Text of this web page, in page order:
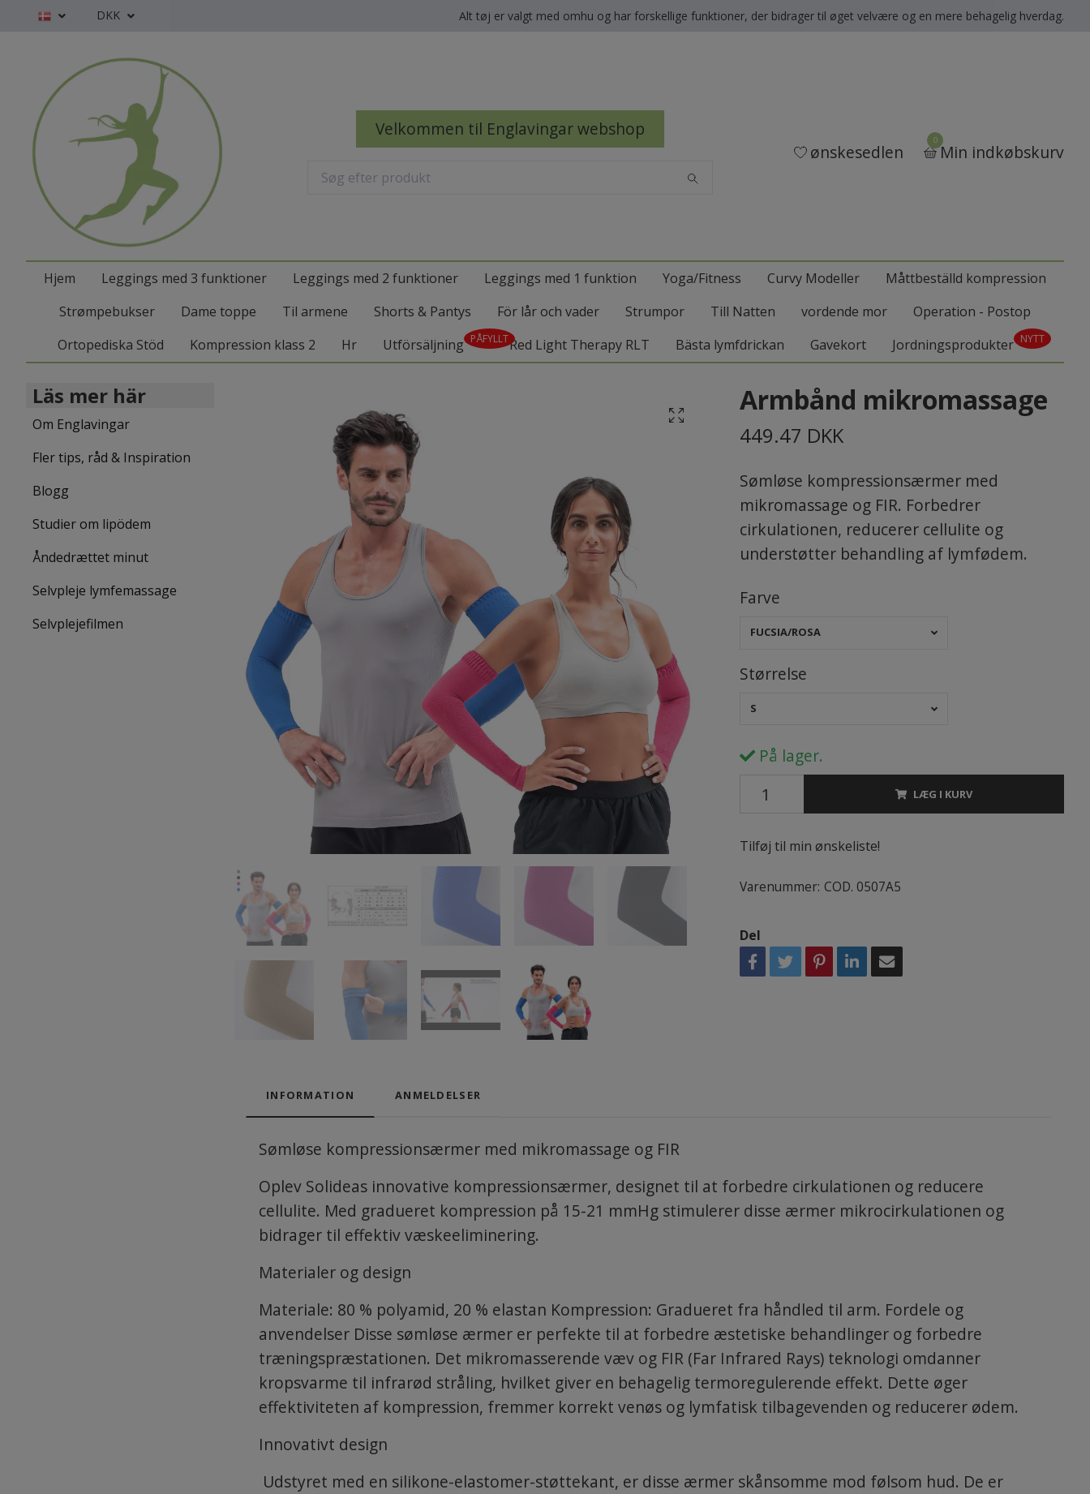
DKK Alt tøj er valgt med omhu og har forskellige funktioner, der bidrager til øget velvære og en mere behagelig hverdag.
Velkommen til Englavingar webshop
ønskesedlen
0
Min indkøbskurv
Hjem Leggings med 3 funktioner Leggings med 2 funktioner Leggings med 1 funktion Yoga/Fitness Curvy Modeller
Måttbeställd kompression
Strømpebukser
Dame toppe Til armene Shorts & Pantys För lår och vader Strumpor Till Natten vordende mor
Operation - Postop
Ortopediska Stöd
Kompression klass 2 Hr Utförsäljning PÅFYLLTRed Light Therapy RLT Bästa lymfdrickan Gavekort Jordningsprodukter NYTT
Läs mer här
Om Englavingar
Fler tips, råd & Inspiration
Blogg
Studier om lipödem
Åndedrættet minut
Selvpleje lymfemassage
Selvplejefilmen
Armbånd mikromassage
449.47 DKK
Sømløse kompressionsærmer med
mikromassage og FIR. Forbedrer
cirkulationen, reducerer cellulite og
understøtter behandling af lymfødem.
Farve
FUCSIA/ROSA
Størrelse
S
På lager.
LÆG I KURV
Tilføj til min ønskeliste!
Varenummer: COD. 0507A5
Del
INFORMATION ANMELDELSER
Sømløse kompressionsærmer med mikromassage og FIR
Oplev Solideas innovative kompressionsærmer, designet til at forbedre cirkulationen og reducere
cellulite. Med gradueret kompression på 15-21 mmHg stimulerer disse ærmer mikrocirkulationen og
bidrager til effektiv væskeeliminering.
Materialer og design
Materiale: 80 % polyamid, 20 % elastan Kompression: Gradueret fra håndled til arm. Fordele og
anvendelser Disse sømløse ærmer er perfekte til at forbedre æstetiske behandlinger og forbedre
træningspræstationen. Det mikromasserende væv og FIR (Far Infrared Rays) teknologi omdanner
kropsvarme til infrarød stråling, hvilket giver en behagelig termoregulerende effekt. Dette øger
effektiviteten af kompression, fremmer korrekt venøs og lymfatisk tilbagevenden og reducerer ødem.
Innovativt design
Udstyret med en silikone-elastomer-støttekant, er disse ærmer skånsomme mod følsom hud. De er